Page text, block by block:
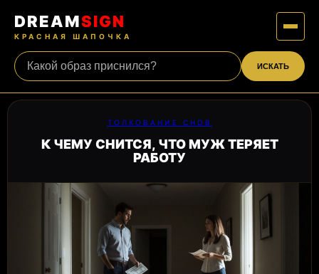
DREAMSIGN
КРАСНАЯ ШАПОЧКА
ИСКАТЬ
ТОЛКОВАНИЕ СНОВ
К ЧЕМУ СНИТСЯ, ЧТО МУЖ ТЕРЯЕТ
РАБОТУ